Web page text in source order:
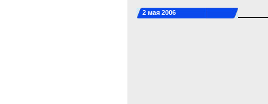
2 мая 2006